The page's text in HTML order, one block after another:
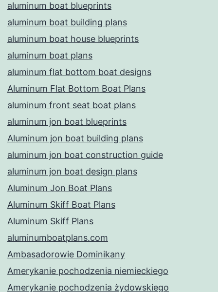
aluminum boat blueprints
aluminum boat building plans
aluminum boat house blueprints
aluminum boat plans
aluminum flat bottom boat designs
Aluminum Flat Bottom Boat Plans
aluminum front seat boat plans
aluminum jon boat blueprints
Aluminum jon boat building plans
aluminum jon boat construction guide
aluminum jon boat design plans
Aluminum Jon Boat Plans
Aluminum Skiff Boat Plans
Aluminum Skiff Plans
aluminumboatplans.com
Ambasadorowie Dominikany
Amerykanie pochodzenia niemieckiego
Amerykanie pochodzenia żydowskiego